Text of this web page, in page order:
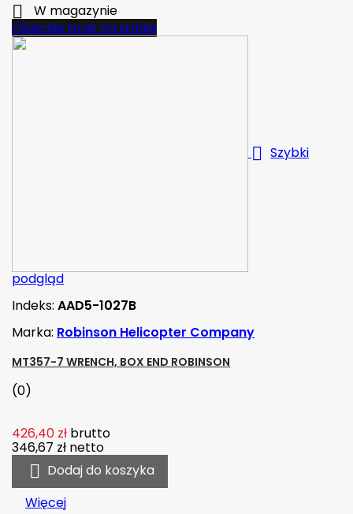

W magazynie
Obecnie brak na stanie
 Szybki
podgląd
Indeks: AAD5-1027B
Marka: Robinson Helicopter Company
MT357-7 WRENCH, BOX END ROBINSON
(0)
426,40 zł brutto
346,67 zł netto
 Dodaj do koszyka
Więcej